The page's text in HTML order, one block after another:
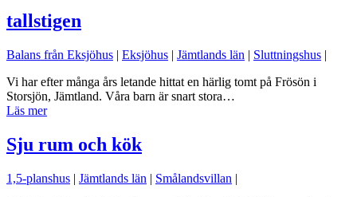
tallstigen
Balans från Eksjöhus | Eksjöhus | Jämtlands län | Sluttningshus |
Vi har efter många års letande hittat en härlig tomt på Frösön i
Storsjön, Jämtland. Våra barn är snart stora…
Läs mer
Sju rum och kök
1,5-planshus | Jämtlands län | Smålandsvillan |